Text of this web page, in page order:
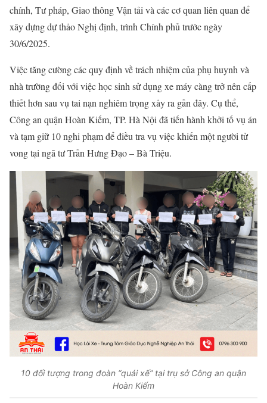
chính, Tư pháp, Giao thông Vận tải và các cơ quan liên quan để
xây dựng dự thảo Nghị định, trình Chính phủ trước ngày
30/6/2025.
Việc tăng cường các quy định về trách nhiệm của phụ huynh và
nhà trường đối với việc học sinh sử dụng xe máy càng trở nên cấp
thiết hơn sau vụ tai nạn nghiêm trọng xảy ra gần đây. Cụ thể,
Công an quận Hoàn Kiếm, TP. Hà Nội đã tiến hành khởi tố vụ án
và tạm giữ 10 nghi phạm để điều tra vụ việc khiến một người tử
vong tại ngã tư Trần Hưng Đạo – Bà Triệu.
10 đối tượng trong đoàn “quái xế” tại trụ sở Công an quận
Hoàn Kiếm